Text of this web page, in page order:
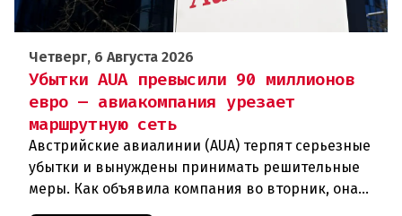
Четверг, 6 Августа 2026
Убытки AUA превысили 90 миллионов
евро — авиакомпания урезает
маршрутную сеть
Австрийские авиалинии (AUA) терпят серьезные
убытки и вынуждены принимать решительные
меры. Как объявила компания во вторник, она